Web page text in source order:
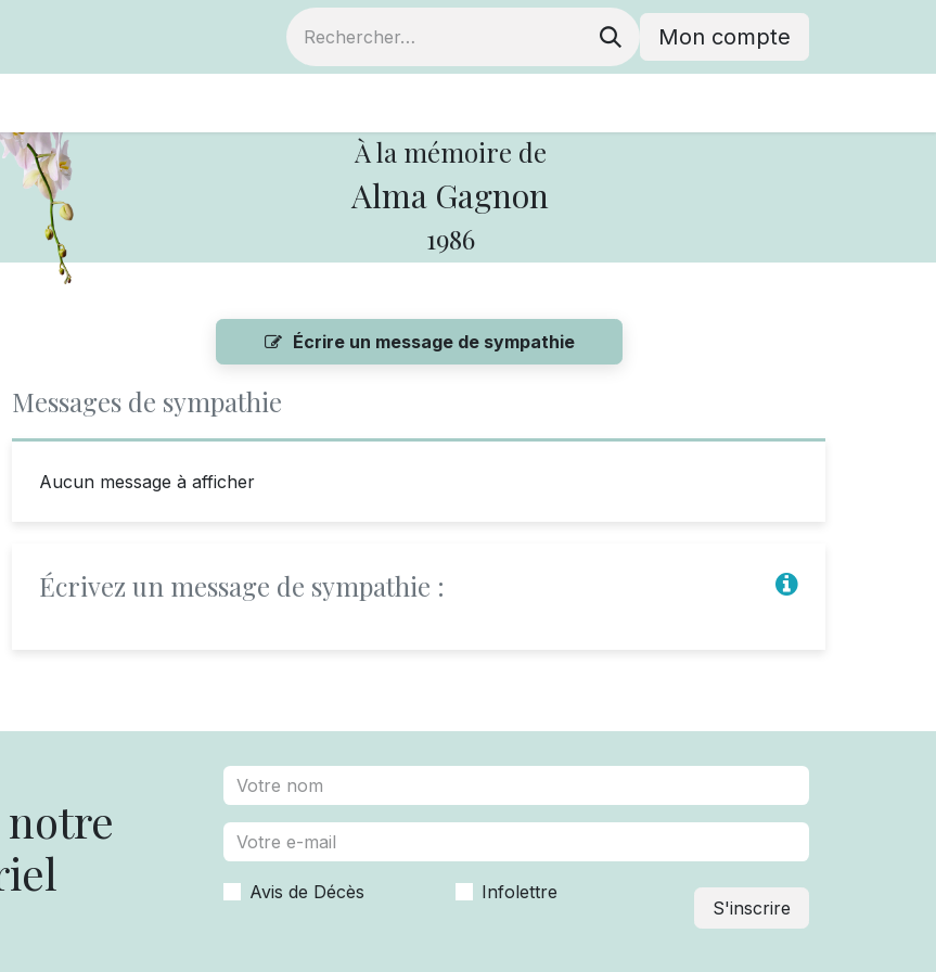
Mon compte
À la mémoire de
Alma Gagnon
1986
Écrire un message de sympathie
Messages de sympathie
Aucun message à afficher
Écrivez un message de sympathie :
Avis de Décès Infolettre
S'inscrire